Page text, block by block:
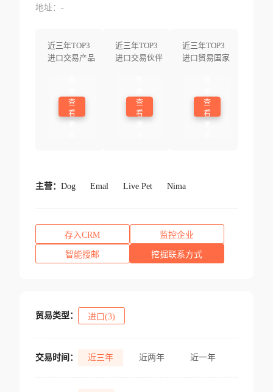
地址：-
近三年TOP3
进口交易产品
查
看
近三年TOP3
进口交易伙伴
查
看
近三年TOP3
进口贸易国家
查
看
主营： Dog Emal Live Pet Nima
存入CRM 监控企业
智能搜邮 挖掘联系方式
贸易类型： 进口(3)
交易时间： 近三年 近两年 近一年